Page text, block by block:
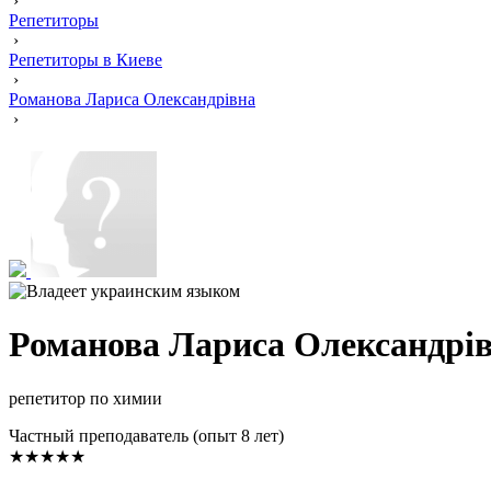
Репетиторы
›
Репетиторы в Киеве
›
Романова Лариса Олександрівна
›
Романова Лариса
репетитор по химии
Частный преподаватель (опыт 8 лет)
★★★★★